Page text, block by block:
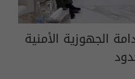
الجهوزية الأمنية